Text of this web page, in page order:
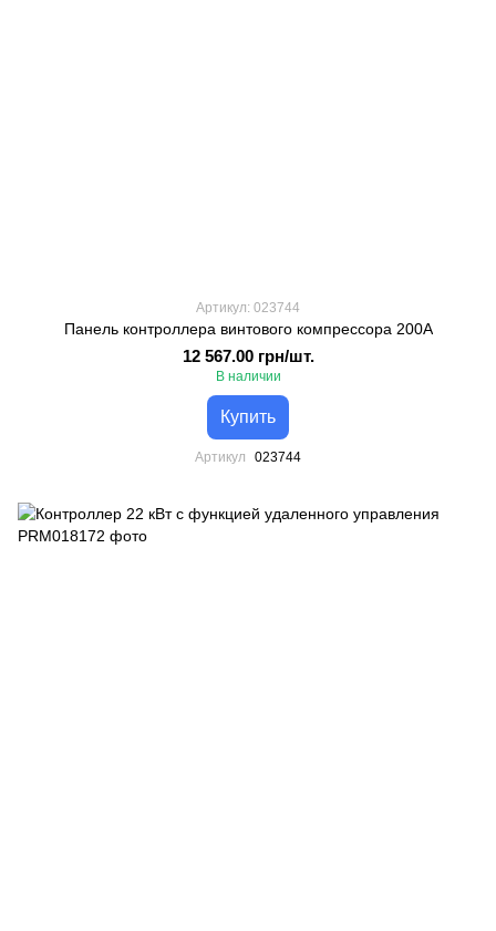
Артикул: 023744
Панель контроллера винтового компрессора 200А
12 567.00 грн/шт.
В наличии
Купить
Артикул 023744